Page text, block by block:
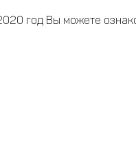
год Вы можете